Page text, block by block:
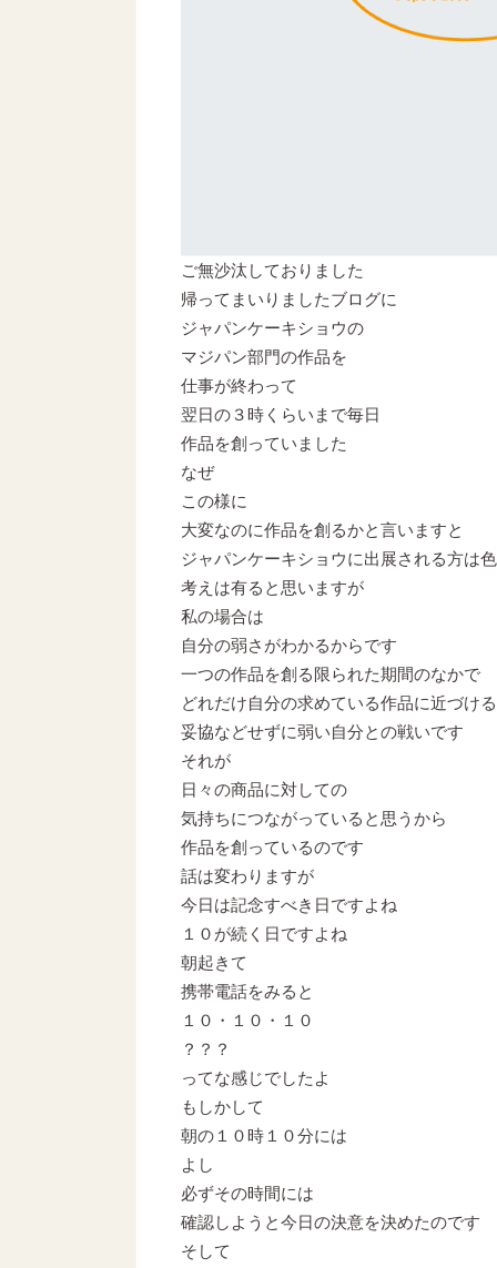
ご無沙汰しておりました
帰ってまいりましたブログに
ジャパンケーキショウの
マジパン部門の作品を
仕事が終わって
翌日の３時くらいまで毎日
作品を創っていました
なぜ
この様に
大変なのに作品を創るかと言いますと
ジャパンケーキショウに出展される方は
考えは有ると思いますが
私の場合は
自分の弱さがわかるからです
一つの作品を創る限られた期間のなかで
どれだけ自分の求めている作品に近づけ
妥協などせずに弱い自分との戦いです
それが
日々の商品に対しての
気持ちにつながっていると思うから
作品を創っているのです
話は変わりますが
今日は記念すべき日ですよね
１０が続く日ですよね
朝起きて
携帯電話をみると
１０・１０・１０
？？？
ってな感じでしたよ
もしかして
朝の１０時１０分には
よし
必ずその時間には
確認しようと今日の決意を決めたのです
そして